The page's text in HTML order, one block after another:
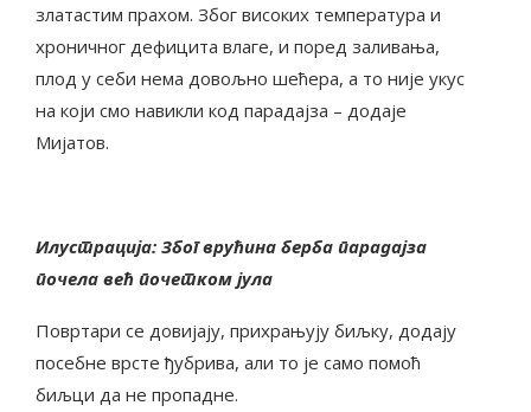
златастим прахом. Због високих температура и
хроничног дефицита влаге, и поред заливања,
плод у себи нема довољно шећера, а то није укус
на који смо навикли код парадајза – додаје
Мијатов.
Илустрација: Због врућина берба парадајза
почела већ почетком јула
Повртари се довијају, прихрањују биљку, додају
посебне врсте ђубрива, али то је само помоћ
биљци да не пропадне.